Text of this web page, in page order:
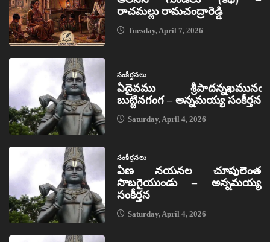
రాచమల్లు రామచంద్రారెడ్డి
Tuesday, April 7, 2026
సంకీర్తనలు
ఏదైవము శ్రీపాదన్నఖమునఁ
బుట్టినగంగ – అన్నమయ్య సంకీర్తన
Saturday, April 4, 2026
సంకీర్తనలు
ఏణ నయనల చూపులెంత
సొబగైయుండు – అన్నమయ్య
సంకీర్తన
Saturday, April 4, 2026